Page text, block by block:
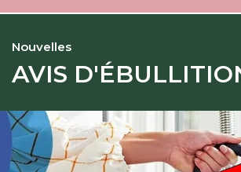
Nouvelles
AVIS